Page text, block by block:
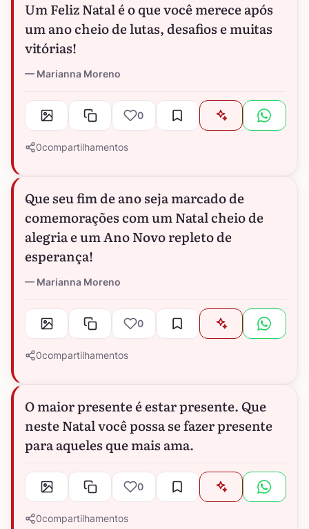
Um Feliz Natal é o que você merece após
um ano cheio de lutas, desafios e muitas
vitórias!
Marianna Moreno
0
0compartilhamentos
Que seu fim de ano seja marcado de
comemorações com um Natal cheio de
alegria e um Ano Novo repleto de
esperança!
Marianna Moreno
0
0compartilhamentos
O maior presente é estar presente. Que
neste Natal você possa se fazer presente
para aqueles que mais ama.
0
0compartilhamentos